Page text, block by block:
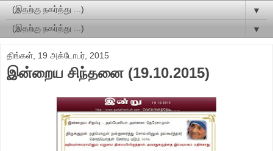
▼
▼
திங்கள், 19 அக்டோபர், 2015
இன்றைய சிந்தனை (19.10.2015)